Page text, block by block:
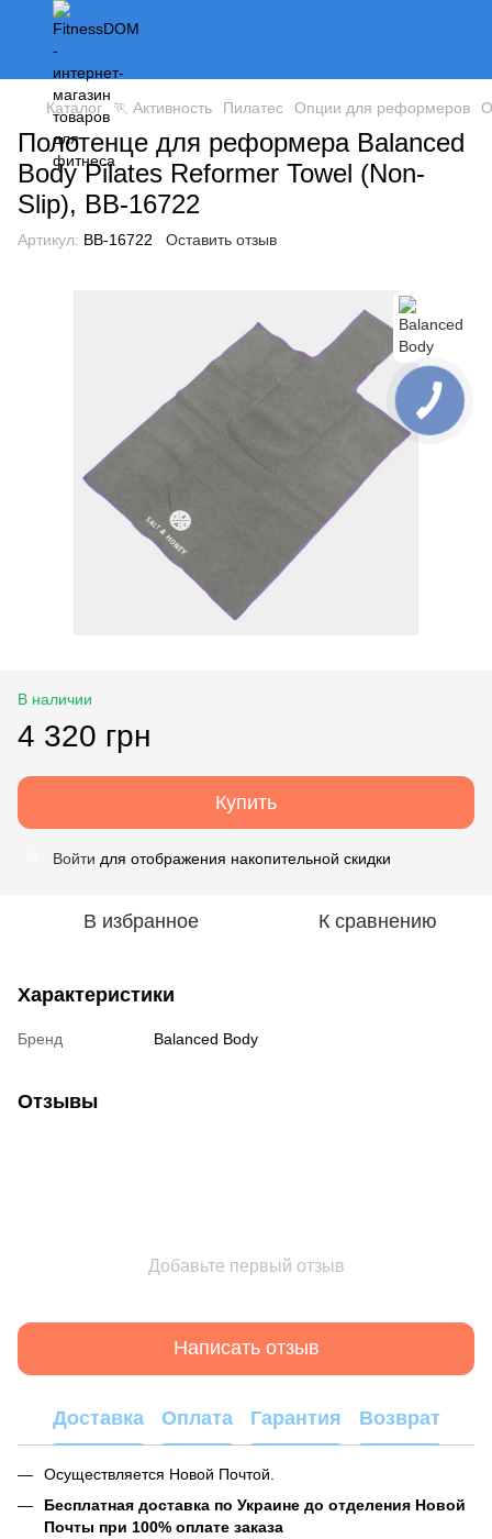
Каталог 🏃 Активность Пилатес Опции для реформеров
Полотенце для реформера Balanced
Body Pilates Reformer Towel (Non-
Slip), BB-16722
Артикул: BB-16722 Оставить отзыв
В наличии
4 320 грн
Купить
Войти для отображения накопительной скидки
В избранное К сравнению
Характеристики
Бренд Balanced Body
Отзывы
Добавьте первый отзыв
Написать отзыв
Доставка Оплата Гарантия Возврат
Осуществляется Новой Почтой.
Бесплатная доставка по Украине до отделения Новой
Почты при 100% оплате заказа